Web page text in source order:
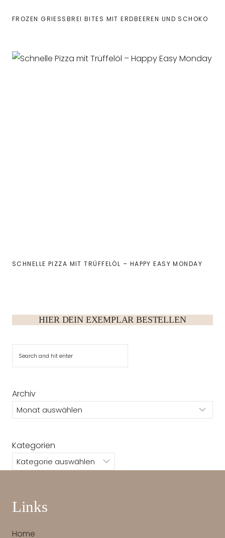
FROZEN GRIESSBREI BITES MIT ERDBEEREN UND SCHOKO
SCHNELLE PIZZA MIT TRÜFFELÖL – HAPPY EASY MONDAY
HIER DEIN EXEMPLAR BESTELLEN
Archiv
Kategorien
Links
Home